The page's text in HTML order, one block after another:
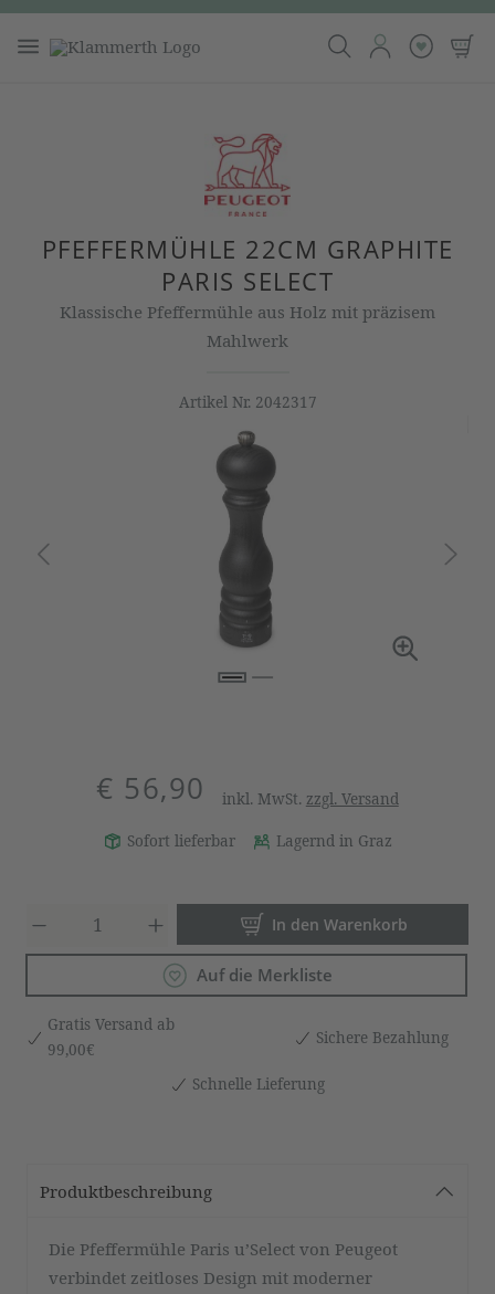
PFEFFERMÜHLE 22CM GRAPHITE
PARIS SELECT
Klassische Pfeffermühle aus Holz mit präzisem
Mahlwerk
Artikel Nr. 2042317
Bildergalerie überspringen
€ 56,90 inkl. MwSt. zzgl. Versand
Sofort lieferbar Lagernd in Graz
Produkt Anzahl: Gib den
In den Warenkorb
Auf die Merkliste
Gratis Versand ab
99,00€
Sichere Bezahlung
Schnelle Lieferung
Produktbeschreibung
Die Pfeffermühle Paris u’Select von Peugeot
verbindet zeitloses Design mit moderner